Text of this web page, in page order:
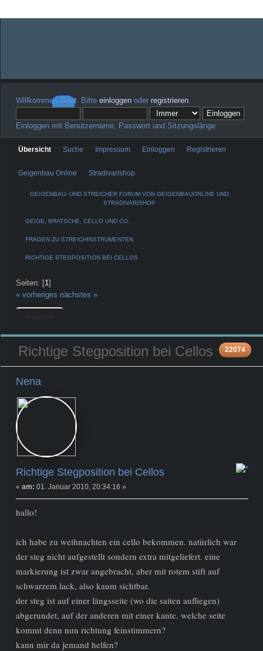
Willkommen Gast. Bitte einloggen oder registrieren.
Einloggen mit Benutzername, Passwort und Sitzungslänge
Übersicht Suche Impressum Einloggen Registrieren
Geigenbau Online Stradivarishop
GEIGENBAU- UND STREICHER FORUM VON GEIGENBAUONLINE UND
STRADIVARISHOP
GEIGE, BRATSCHE, CELLO UND CO.
FRAGEN ZU STREICHINSTRUMENTEN
RICHTIGE STEGPOSITION BEI CELLOS
Seiten: [1]
« vorheriges nächstes »
Richtige Stegposition bei Cellos 22074
Newbie
Nena
Richtige Stegposition bei Cellos
« am: 01. Januar 2010, 20:34:16 »
hallo!
ich habe zu weihnachten ein cello bekommen. natürlich war
der steg nicht aufgestellt sondern extra mitgeliefert. eine
markierung ist zwar angebracht, aber mit rotem stift auf
schwarzem lack, also kaum sichtbar.
der steg ist auf einer längsseite (wo die saiten aufliegen)
abgerundet, auf der anderen mit einer kante. welche seite
kommt denn nun richtung feinstimmern?
kann mir da jemand helfen?